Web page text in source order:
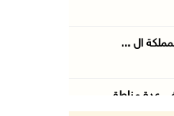
ال ...
عدة مناطق ...